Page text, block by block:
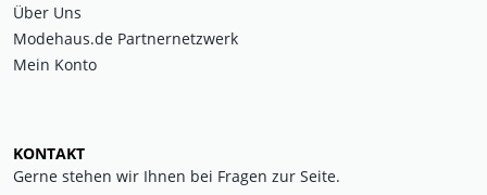
Über Uns
Modehaus.de Partnernetzwerk
Mein Konto
KONTAKT
Gerne stehen wir Ihnen bei Fragen zur Seite.